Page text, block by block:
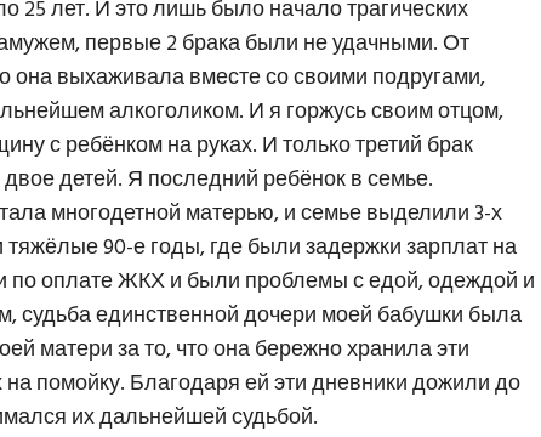
25 лет. И это лишь было начало трагических
первые 2 брака были не удачными. От
она выхаживала вместе со своими подругами,
алкоголиком. И я горжусь своим отцом,
с ребёнком на руках. И только третий брак
детей. Я последний ребёнок в семье.
многодетной матерью, и семье выделили 3-х
90-е годы, где были задержки зарплат на
по оплате ЖКХ и были проблемы с едой, одеждой и
судьба единственной дочери моей бабушки была
матери за то, что она бережно хранила эти
помойку. Благодаря ей эти дневники дожили до
их дальнейшей судьбой.